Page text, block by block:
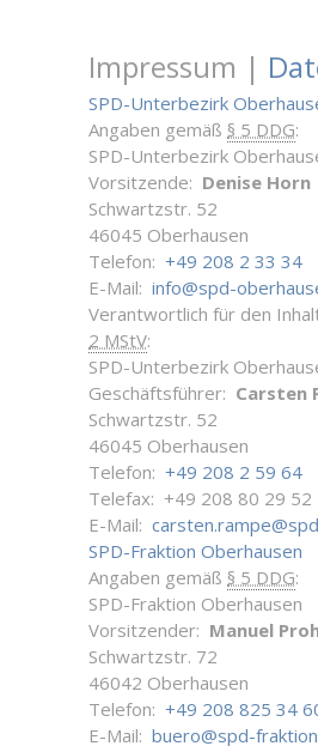
Impressum |
SPD-Unterbezirk
Angaben gemäß § 5 DDG:
SPD-Unterbezirk
Vorsitzende: Denise Horn
Schwartzstr. 52
46045 Oberhausen
Telefon: +49 208 2 33 34
E-Mail: info@spd-
Verantwortlich für den
2 MStV:
SPD-Unterbezirk
Geschäftsführer: Carsten
Schwartzstr. 52
46045 Oberhausen
Telefon: +49 208 2 59 64
Telefax: +49 208 80 29 52
E-Mail:
SPD-Fraktion Oberhausen
Angaben gemäß § 5 DDG:
SPD-Fraktion Oberhausen
Vorsitzender: Manuel
Schwartzstr. 72
46042 Oberhausen
Telefon: +49 208 825 34
E-Mail: buero@spd-